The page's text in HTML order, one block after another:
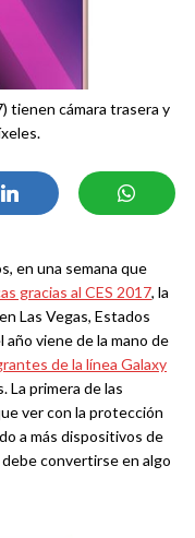
tienen cámara trasera y
en una semana que
gracias al CES 2017, la
Las Vegas, Estados
viene de la mano de
de la línea Galaxy
La primera de las
ver con la protección
a más dispositivos de
convertirse en algo